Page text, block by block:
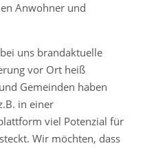
Anwohner und
uns brandaktuelle
vor Ort heiß
Gemeinden haben
in einer
viel Potenzial für
Wir möchten, dass